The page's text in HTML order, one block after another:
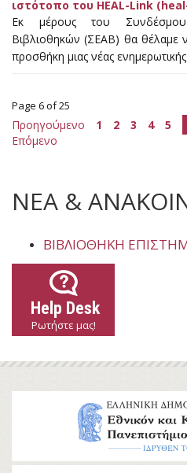
ιστότοπο του HEAL-Link
Εκ μέρους του Συνδέσμου
Βιβλιοθηκών (ΣΕΑΒ) θα θέλαμε
προσθήκη μιας νέας
Page 6 of 25
Προηγούμενο 1 2 3 4 5
Επόμενο
ΝΕΑ &
ΒΙΒΛΙΟΘΉΚΗ
Help Desk
Ρωτήστε μας!